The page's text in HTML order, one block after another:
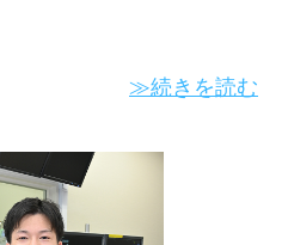
≫続きを読む